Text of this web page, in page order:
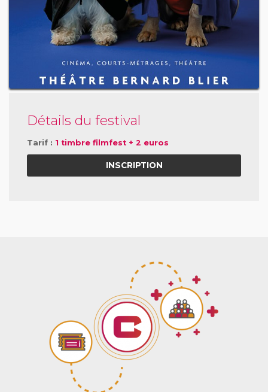
Détails du festival
Tarif : 1 timbre filmfest + 2 euros
INSCRIPTION